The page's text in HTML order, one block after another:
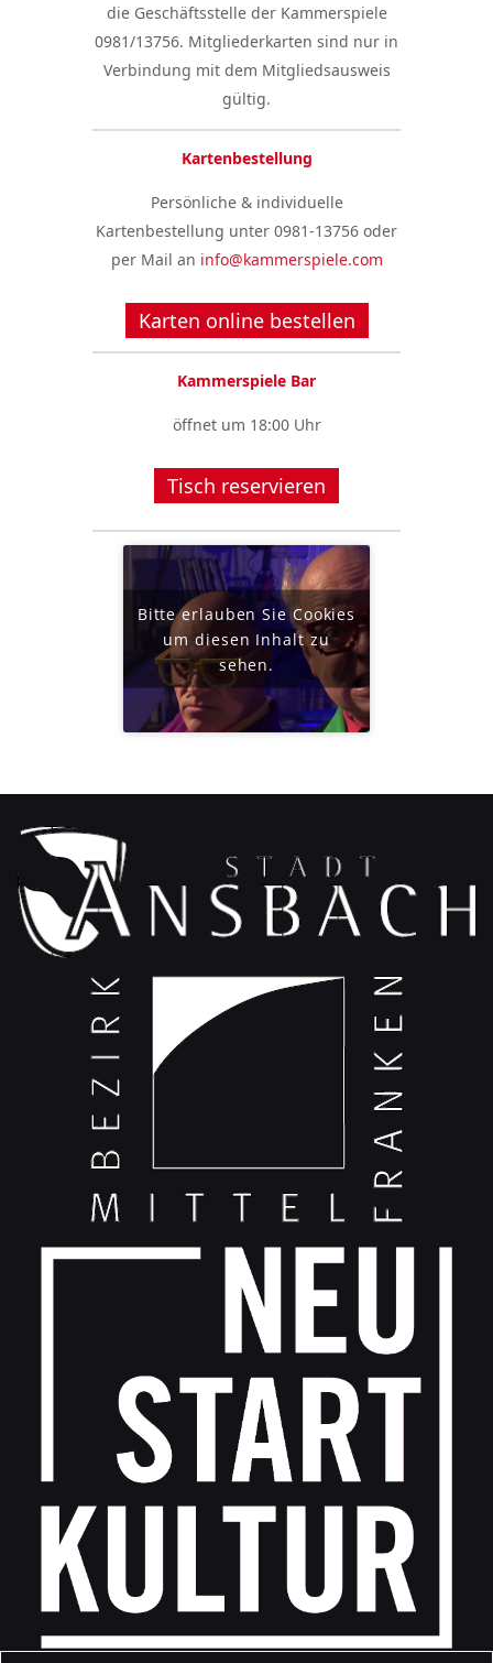
die Geschäftsstelle der Kammerspiele
0981/13756. Mitgliederkarten sind nur in
Verbindung mit dem Mitgliedsausweis
gültig.
Kartenbestellung
Persönliche & individuelle
Kartenbestellung unter 0981-13756 oder
per Mail an info@kammerspiele.com
Karten online bestellen
Kammerspiele Bar
öffnet um 18:00 Uhr
Tisch reservieren
Bitte erlauben Sie Cookies
um diesen Inhalt zu
sehen.